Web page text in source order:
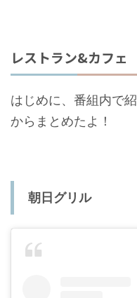
レストラン&カフェ
はじめに、番組内で
からまとめたよ！
朝日グリル